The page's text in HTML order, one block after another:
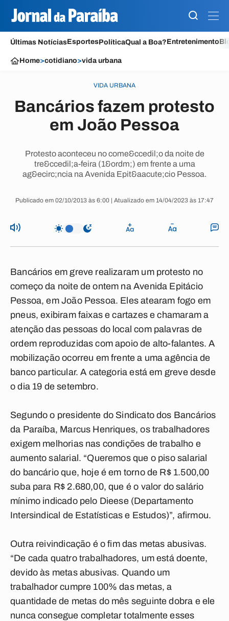
Últimas NotíciasEsportesPolíticaQual a Boa?Entretenimento
Home>cotidiano>vida urbana
VIDA URBANA
Bancários fazem protesto
em João Pessoa
Protesto aconteceu no come&ccedil;o da noite de
tre&ccedil;a-feira (1&ordm;) em frente a uma
ag&ecirc;ncia na Avenida Epit&aacute;cio Pessoa.
Publicado em 02/10/2013 às 6:00 | Atualizado em 14/04/2023 às 17:47
Bancários em greve realizaram um protesto no
começo da noite de ontem na Avenida Epitácio
Pessoa, em João Pessoa. Eles atearam fogo em
pneus, exibiram faixas e cartazes e chamaram a
atenção das pessoas do local com palavras de
ordem reproduzidas com apoio de alto-falantes. A
mobilização ocorreu em frente a uma agência de
banco particular. A categoria está em greve desde
o dia 19 de setembro.
Segundo o presidente do Sindicato dos Bancários
da Paraíba, Marcus Henriques, os trabalhadores
exigem melhorias nas condições de trabalho e
aumento salarial. “Queremos que o piso salarial
do bancário que, hoje é em torno de R$ 1.500,00
suba para R$ 2.680,00, que é o valor do salário
mínimo indicado pelo Dieese (Departamento
Intersindical de Estatísticas e Estudos)”, afirmou.
Outra reivindicação é o fim das metas abusivas.
“De cada quatro trabalhadores, um está doente,
devido às metas abusivas. Quando um
trabalhador cumpre 100% das metas, a
quantidade de metas do mês seguinte dobra e ele
nunca consegue completar totalmente esses